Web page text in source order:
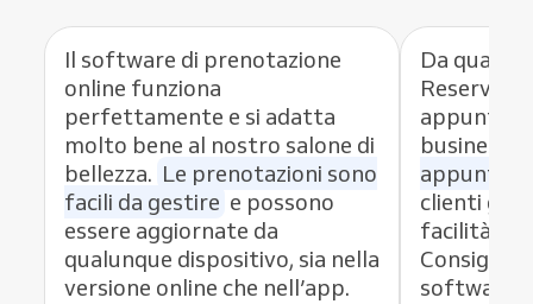
Il software di prenotazione
online funziona
perfettamente e si adatta
molto bene al nostro salone di
bellezza. Le prenotazioni sono
facili da gestire e possono
essere aggiornate da
qualunque dispositivo, sia nella
versione online che nell’app.
Da
Reservio
business,
clienti
facilità di
Consiglio
software